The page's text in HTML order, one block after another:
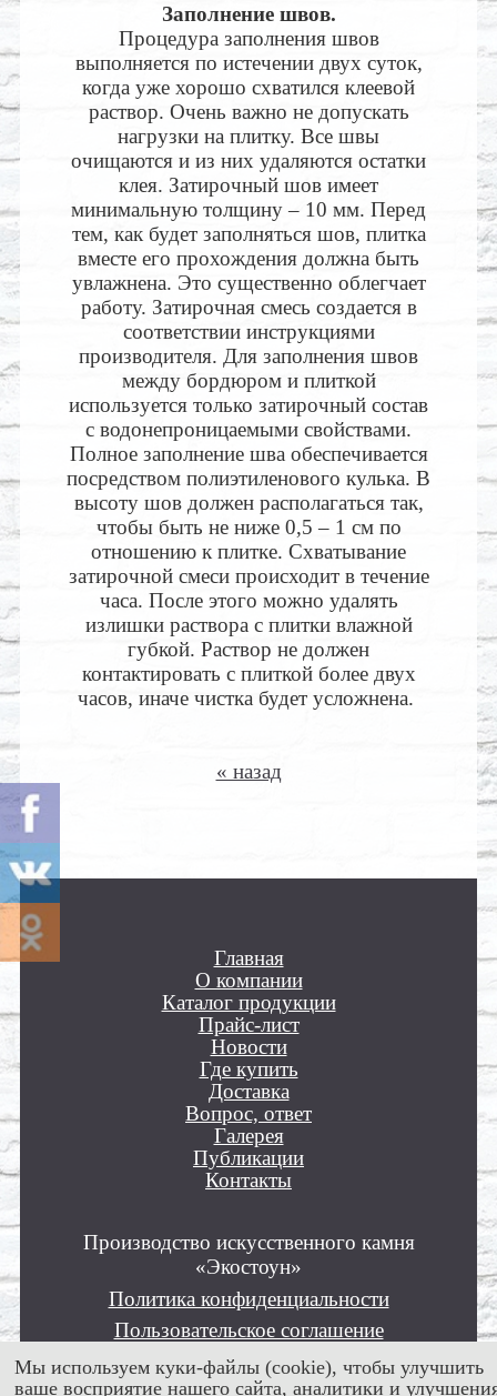
Заполнение швов.
Процедура заполнения швов
выполняется по истечении двух суток,
когда уже хорошо схватился клеевой
раствор. Очень важно не допускать
нагрузки на плитку. Все швы
очищаются и из них удаляются остатки
клея. Затирочный шов имеет
минимальную толщину – 10 мм. Перед
тем, как будет заполняться шов, плитка
вместе его прохождения должна быть
увлажнена. Это существенно облегчает
работу. Затирочная смесь создается в
соответствии инструкциями
производителя. Для заполнения швов
между бордюром и плиткой
используется только затирочный состав
с водонепроницаемыми свойствами.
Полное заполнение шва обеспечивается
посредством полиэтиленового кулька. В
высоту шов должен располагаться так,
чтобы быть не ниже 0,5 – 1 см по
отношению к плитке. Схватывание
затирочной смеси происходит в течение
часа. После этого можно удалять
излишки раствора с плитки влажной
губкой. Раствор не должен
контактировать с плиткой более двух
часов, иначе чистка будет усложнена.
« назад
Главная
О компании
Каталог продукции
Прайс-лист
Новости
Где купить
Доставка
Вопрос, ответ
Галерея
Публикации
Контакты
Производство искусственного камня
«Экостоун»
Политика конфиденциальности
Пользовательское соглашение
Положение об обработке персональных
данных
Мы используем куки-файлы (cookie), чтобы улучшить
ваше восприятие нашего сайта, аналитики и